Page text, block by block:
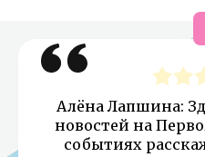
Алёна Лапшина:
новостей на
событиях